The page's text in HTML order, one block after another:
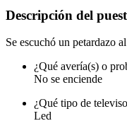
Descripción del
Se escuchó un petardazo
¿Qué avería(s) o
No se enciende
¿Qué tipo de
Led